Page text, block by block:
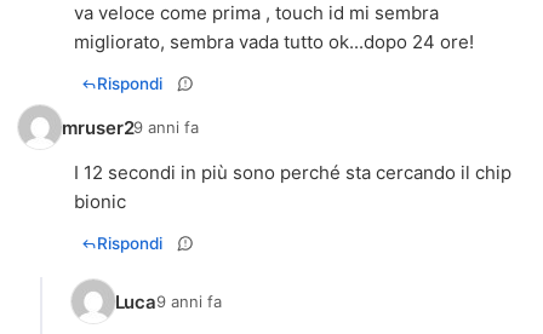
va veloce come prima , touch id mi sembra
migliorato, sembra vada tutto ok...dopo 24 ore!
Rispondi
mruser29 anni fa
I 12 secondi in più sono perché sta cercando il chip
bionic
Rispondi
Luca9 anni fa